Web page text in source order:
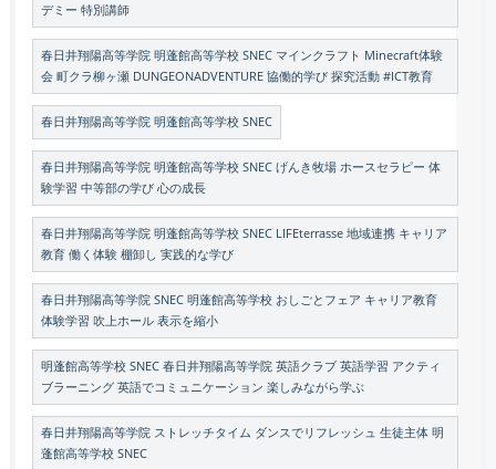
デミー 特別講師
春日井翔陽高等学院 明蓬館高等学校 SNEC マインクラフト Minecraft体験
会 町クラ柳ヶ瀬 DUNGEONADVENTURE 協働的学び 探究活動 #ICT教育
春日井翔陽高等学院 明蓬館高等学校 SNEC
春日井翔陽高等学院 明蓬館高等学校 SNEC げんき牧場 ホースセラピー 体
験学習 中等部の学び 心の成長
春日井翔陽高等学院 明蓬館高等学校 SNEC LIFEterrasse 地域連携 キャリア
教育 働く体験 棚卸し 実践的な学び
春日井翔陽高等学院 SNEC 明蓬館高等学校 おしごとフェア キャリア教育
体験学習 吹上ホール 表示を縮小
明蓬館高等学校 SNEC 春日井翔陽高等学院 英語クラブ 英語学習 アクティ
ブラーニング 英語でコミュニケーション 楽しみながら学ぶ
春日井翔陽高等学院 ストレッチタイム ダンスでリフレッシュ 生徒主体 明
蓬館高等学校 SNEC